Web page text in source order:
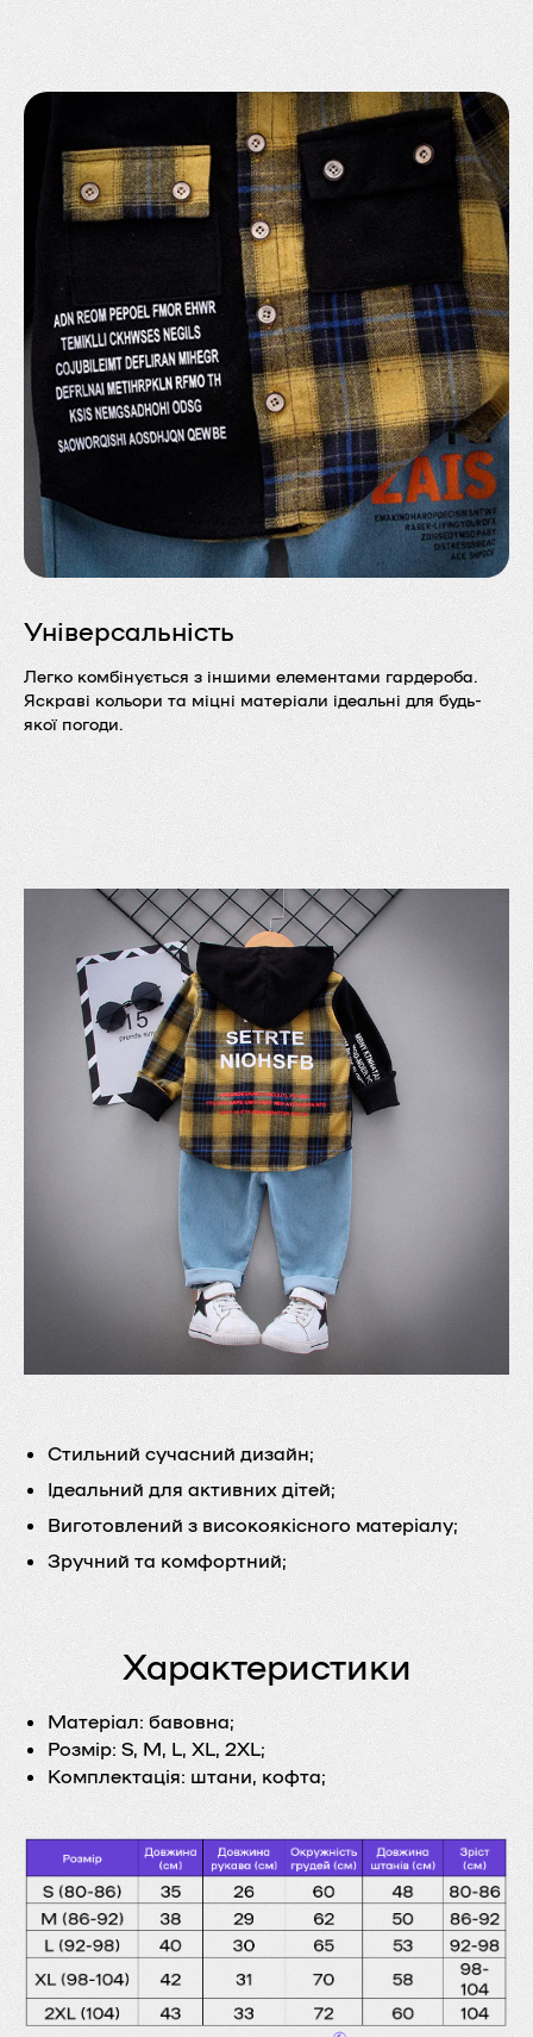
Універсальність
Легко комбінується з іншими елементами гардероба.
Яскраві кольори та міцні матеріали ідеальні для будь-
якої погоди.
Стильний сучасний дизайн;
Ідеальний для активних дітей;
Виготовлений з високоякісного матеріалу;
Зручний та комфортний;
Характеристики
Матеріал: бавовна;
Розмір: S, M, L, XL, 2XL;
Комплектація:штани, кофта;